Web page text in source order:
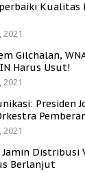
Kualitas
Gilchalan,
Harus Usut!
Presiden
Distribusi
Berlanjut